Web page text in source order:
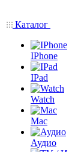
Каталог
IPhone
IPad
Watch
Mac
Аудио